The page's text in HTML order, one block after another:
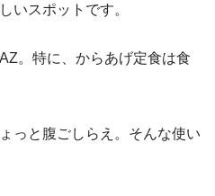
いスポットです。
。特に、からあげ定食は食
っと腹ごしらえ。そんな使い